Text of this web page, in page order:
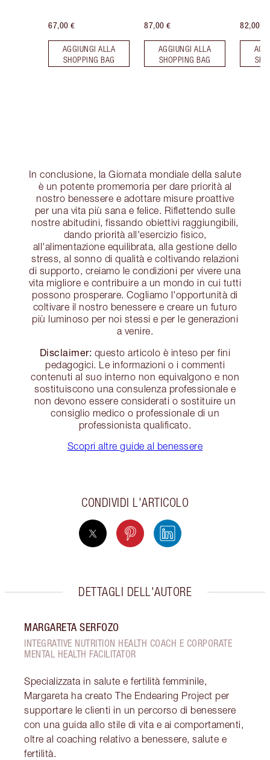
67,00 €
AGGIUNGI ALLA
SHOPPING BAG
87,00 €
AGGIUNGI ALLA
SHOPPING BAG
82,00 €
In conclusione, la Giornata mondiale della salute
è un potente promemoria per dare priorità al
nostro benessere e adottare misure proattive
per una vita più sana e felice. Riflettendo sulle
nostre abitudini, fissando obiettivi raggiungibili,
dando priorità all'esercizio fisico,
all'alimentazione equilibrata, alla gestione dello
stress, al sonno di qualità e coltivando relazioni
di supporto, creiamo le condizioni per vivere una
vita migliore e contribuire a un mondo in cui tutti
possono prosperare. Cogliamo l'opportunità di
coltivare il nostro benessere e creare un futuro
più luminoso per noi stessi e per le generazioni
a venire.
Disclaimer: questo articolo è inteso per fini
pedagogici. Le informazioni o i commenti
contenuti al suo interno non equivalgono e non
sostituiscono una consulenza professionale e
non devono essere considerati o sostituire un
consiglio medico o professionale di un
professionista qualificato.
Scopri altre guide al benessere
CONDIVIDI L'ARTICOLO
DETTAGLI DELL'AUTORE
MARGARETA SERFOZO
INTEGRATIVE NUTRITION HEALTH COACH E CORPORATE
MENTAL HEALTH FACILITATOR
Specializzata in salute e fertilità femminile,
Margareta ha creato The Endearing Project per
supportare le clienti in un percorso di benessere
con una guida allo stile di vita e ai comportamenti,
oltre al coaching relativo a benessere, salute e
fertilità.